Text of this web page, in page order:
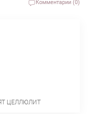
Комментарии (0)
ЦЕЛЛЮЛИТ